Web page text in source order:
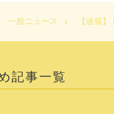
一般ニュース 【速報
記事一覧